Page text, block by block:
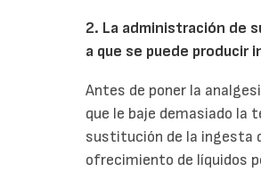
2. La administración de
a que se puede producir
Antes de poner la
que le baje demasiado la
sustitución de la ingesta
ofrecimiento de líquidos